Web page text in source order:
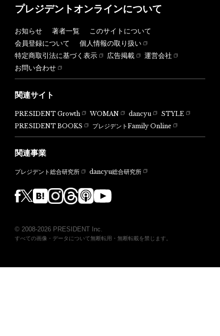
プレジデントオンラインについて
お知らせ 著者一覧
このサイトについて
会員登録について
個人情報の取り扱い
特定商取引法に基づく表示
広告掲載
運営会社
お問い合わせ
関連サイト
PRESIDENT Growth WOMAN dancyu
STYLE
PRESIDENT BOOKS
プレジデントFamily Online
関連事業
プレジデント総合研究所 dancyu総合研究所
© 2008-2026 PRESIDENT Inc.
すべての画像・データについて無断転用・無断転載を禁じます。